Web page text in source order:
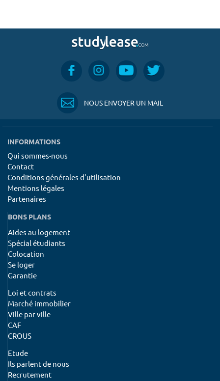
NOUS ENVOYER UN MAIL
INFORMATIONS
Qui sommes-nous
Contact
Conditions générales d'utilisation
Mentions légales
Partenaires
BONS PLANS
Aides au logement
Spécial étudiants
Colocation
Se loger
Garantie
Loi et contrats
Marché immobilier
Ville par ville
CAF
CROUS
Etude
Ils parlent de nous
Recrutement